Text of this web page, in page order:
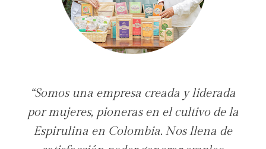
“Somos una empresa creada y liderada
por mujeres, pioneras en el cultivo de la
Espirulina en Colombia. Nos llena de